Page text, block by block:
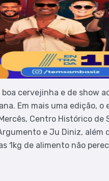
cervejinha e de show
Em mais uma edição,
Centro Histórico
e Ju Diniz,
1kg de alimento não